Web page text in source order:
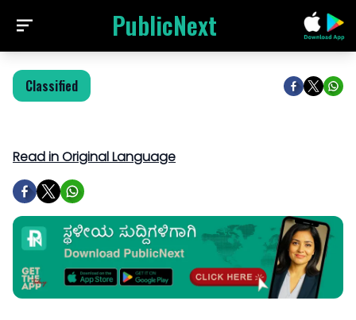
PublicNext
Classified
Read in Original Language